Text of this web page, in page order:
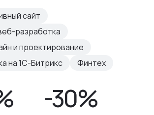
сайт
разработка
и проектирование
на 1С-Битрикс
Финтех
-30%